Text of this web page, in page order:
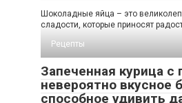
Шоколадные яйца – это
сладости, которые приносят
Рецепты
Запеченная курица с
невероятно вкусное
способное удивить